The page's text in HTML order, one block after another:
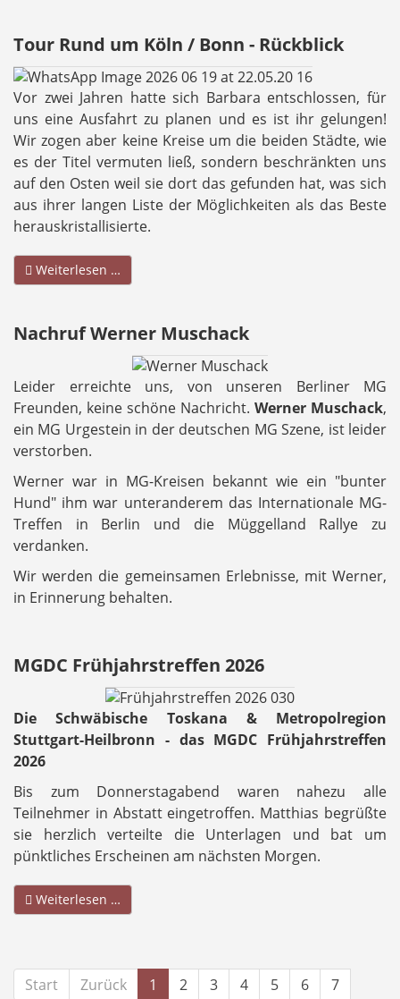
Tour Rund um Köln / Bonn - Rückblick
Vor zwei Jahren hatte sich Barbara entschlossen, für
uns eine Ausfahrt zu planen und es ist ihr gelungen!
Wir zogen aber keine Kreise um die beiden Städte, wie
es der Titel vermuten ließ, sondern beschränkten uns
auf den Osten weil sie dort das gefunden hat, was sich
aus ihrer langen Liste der Möglichkeiten als das Beste
herauskristallisierte.
Weiterlesen …
Nachruf Werner Muschack
Leider erreichte uns, von unseren Berliner MG
Freunden, keine schöne Nachricht. Werner Muschack,
ein MG Urgestein in der deutschen MG Szene, ist leider
verstorben.
Werner war in MG-Kreisen bekannt wie ein "bunter
Hund" ihm war unteranderem das Internationale MG-
Treffen in Berlin und die Müggelland Rallye zu
verdanken.
Wir werden die gemeinsamen Erlebnisse, mit Werner,
in Erinnerung behalten.
MGDC Frühjahrstreffen 2026
Die Schwäbische Toskana & Metropolregion
Stuttgart-Heilbronn - das MGDC Frühjahrstreffen
2026
Bis zum Donnerstagabend waren nahezu alle
Teilnehmer in Abstatt eingetroffen. Matthias begrüßte
sie herzlich verteilte die Unterlagen und bat um
pünktliches Erscheinen am nächsten Morgen.
Weiterlesen …
Start Zurück 1 2 3 4 5 6 7